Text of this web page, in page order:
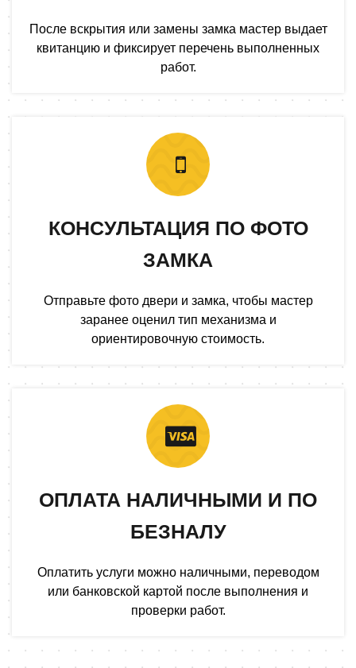
После вскрытия или замены замка мастер выдает
квитанцию и фиксирует перечень выполненных
работ.
КОНСУЛЬТАЦИЯ ПО ФОТО
ЗАМКА
Отправьте фото двери и замка, чтобы мастер
заранее оценил тип механизма и
ориентировочную стоимость.
ОПЛАТА НАЛИЧНЫМИ И ПО
БЕЗНАЛУ
Оплатить услуги можно наличными, переводом
или банковской картой после выполнения и
проверки работ.